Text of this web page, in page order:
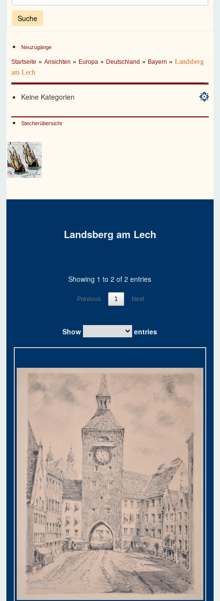
Neuzugänge
Startseite »Ansichten » Europa » Deutschland » Bayern »Landsberg
am Lech
Keine Kategorien
Stecherübersicht
Landsberg am Lech
Show entries
Showing 1 to 2 of 2 entries
Previous 1 Next